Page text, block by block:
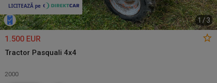
1/3
1.500 EUR
Tractor Pasquali 4x4
2000